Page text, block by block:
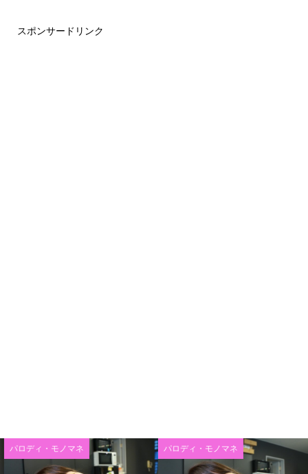
スポンサードリンク
パロディ・モノマネ パロディ・モノマネ